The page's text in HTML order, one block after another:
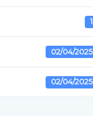
1
02/04/2025
02/04/2025